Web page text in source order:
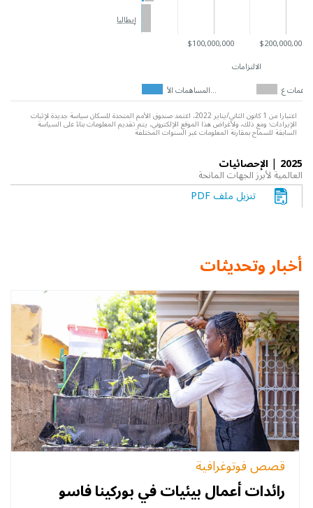
المساهمات الأ…
$100,000,000 $200,000,000
إيطاليا
الالتزامات
اعتبارا من 1 كانون الثاني/يناير 2022، اعتمد صندوق الأمم المتحدة للسكان سياسة جديدة لإثبات
الإيرادات؛ ومع ذلك، ولأغراض هذا الموقع الإلكتروني، يتم تقديم المعلومات بناءً على السياسة
السابقة للسماح بمقارنة المعلومات عبر السنوات المختلفة
2025
| الإحصائيات
العالمية لأبرز الجهات المانحة
تنزيل ملف PDF
أخبار وتحديثات
قصص فوتوغرافية
رائدات أعمال بيئيات في بوركينا فاسو